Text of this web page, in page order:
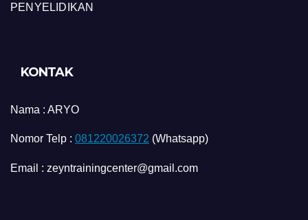
PENYELIDIKAN
KONTAK
Nama : ARYO
Nomor Telp : 081220026372 (Whatsapp)
Email : zeyntrainingcenter@gmail.com